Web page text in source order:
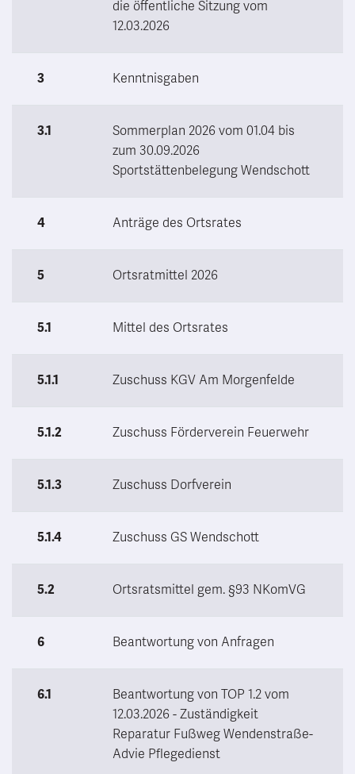
die öffentliche Sitzung vom
12.03.2026
3 Kenntnisgaben
3.1
Sommerplan 2026 vom 01.04 bis
zum 30.09.2026
Sportstättenbelegung Wendschott
4 Anträge des Ortsrates
5 Ortsratmittel 2026
5.1 Mittel des Ortsrates
5.1.1 Zuschuss KGV Am Morgenfelde
5.1.2 Zuschuss Förderverein Feuerwehr
5.1.3 Zuschuss Dorfverein
5.1.4 Zuschuss GS Wendschott
5.2 Ortsratsmittel gem. §93 NKomVG
6 Beantwortung von Anfragen
6.1
Beantwortung von TOP 1.2 vom
12.03.2026 - Zuständigkeit
Reparatur Fußweg Wendenstraße-
Advie Pflegedienst